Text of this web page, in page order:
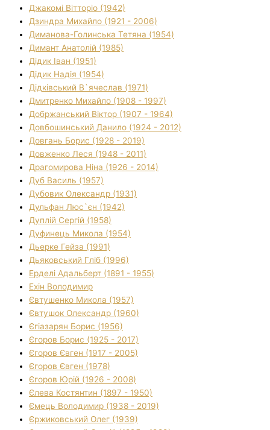
Джакомі Вітторіо (1942)
Дзиндра Михайло (1921 - 2006)
Диманова-Голинська Тетяна (1954)
Димант Анатолій (1985)
Дідик Іван (1951)
Дідик Надія (1954)
Дідківський В`ячеслав (1971)
Дмитренко Михайло (1908 - 1997)
Добржанський Віктор (1907 - 1964)
Довбошинський Данило (1924 - 2012)
Довгань Борис (1928 - 2019)
Довженко Леся (1948 - 2011)
Драгомирова Ніна (1926 - 2014)
Дуб Василь (1957)
Дубовик Олександр (1931)
Дульфан Люс`єн (1942)
Дуплій Сергій (1958)
Дуфинець Микола (1954)
Дьерке Гейза (1991)
Дьяковський Гліб (1996)
Ерделі Адальберт (1891 - 1955)
Ехін Володимир
Євтушенко Микола (1957)
Євтушок Олександр (1960)
Єгіазарян Борис (1956)
Єгоров Борис (1925 - 2017)
Єгоров Євген (1917 - 2005)
Єгоров Євген (1978)
Єгоров Юрій (1926 - 2008)
Єлева Костянтин (1897 - 1950)
Ємець Володимир (1938 - 2019)
Єржиковський Олег (1939)